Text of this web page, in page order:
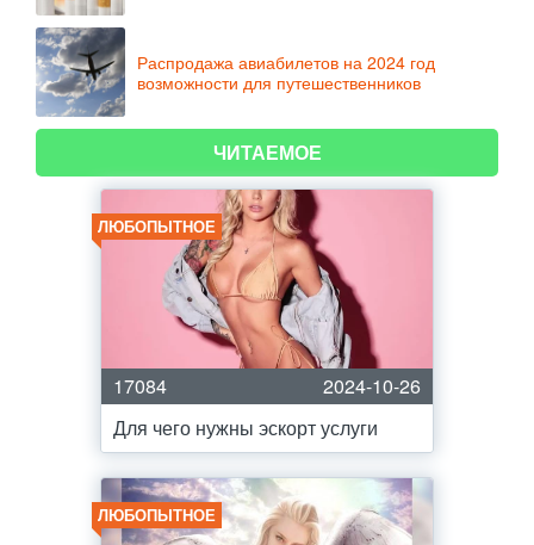
Распродажа авиабилетов на 2024 год
возможности для путешественников
ЧИТАЕМОЕ
ЛЮБОПЫТНОЕ
17084
2024-10-26
Для чего нужны эскорт услуги
ЛЮБОПЫТНОЕ